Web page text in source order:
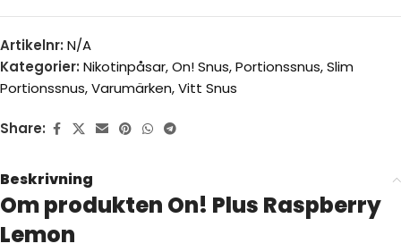
Artikelnr: N/A
Kategorier: Nikotinpåsar,On! Snus,Portionssnus,Slim
Portionssnus,Varumärken,Vitt Snus
Share:
Beskrivning
Om produkten On! Plus Raspberry
Lemon